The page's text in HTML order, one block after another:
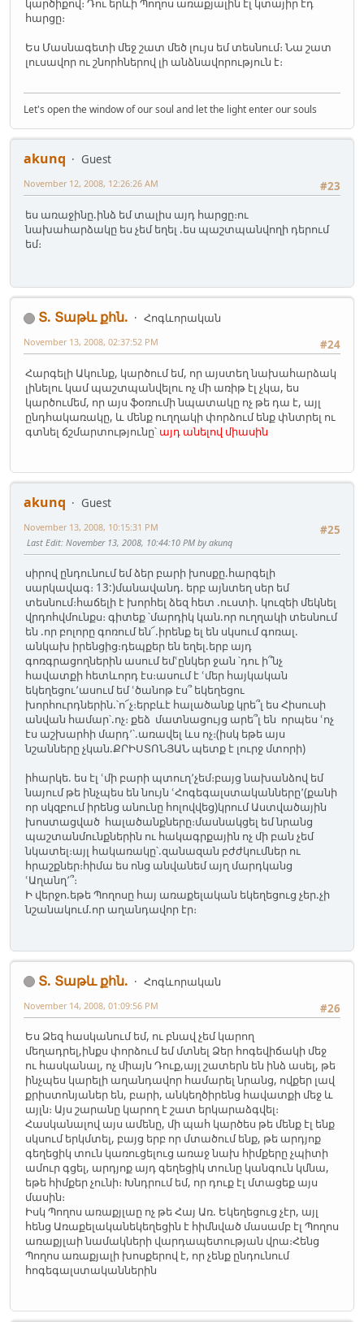
կարծիքով։ Դու երևի Պողոս առաքյալին էլ կտայիր էդ
հարցը։
Ես Մասնագետի մեջ շատ մեծ լույս եմ տեսնում։ Նա շատ
լուսավոր ու շնորհներով լի անձնավորություն է։
Let's open the window of our soul and let the light enter our souls
akunq
Guest
#23
November 12, 2008, 12:26:26 AM
ես առաջինը.ինձ եմ տալիս այդ հարցը։ու
նախահարձակը ես չեմ եղել .ես պաշտպանվողի դերում
եմ։
Տ. Տաթև քհն.
Հոգևորական
#24
November 13, 2008, 02:37:52 PM
Հարգելի Ակունք, կարծում եմ, որ այստեղ նախահարձակ
լինելու կամ պաշտպանվելու ոչ մի առիթ էլ չկա, ես
կարծումեմ, որ այս ֆօռումի նպատակը ոչ թե դա է, այլ
ընդհակառակը, և մենք ուղղակի փորձում ենք փնտրել ու
գտնել ճշմարտությունը՝ այդ անելով միասին
akunq
Guest
#25
November 13, 2008, 10:15:31 PM
Last Edit: November 13, 2008, 10:44:10 PM by akunq
սիրով ընդունում եմ ձեր բարի խոսքը.հարգելի
սարկավագ։ 13:)մանավանդ. երբ այնտեղ սեր եմ
տեսնում։հաճելի է խորհել ձեզ հետ .ուստի. կուզեի մեկնել
վրդոհվմունքս։ գիտեք ՝մարդիկ կան.որ ուղղակի տեսնում
են .որ բոլորը գոռում են՜.իրենք ել են սկսում գոռալ.
անկախ իրենցից։դեպքեր են եղել.երբ այդ
գոռգրացողներին ասում եմՙընկեր ջան ՝դու ի՞նչ
հավատքի հետևորդ էս։ասում է ՙմեր հայկական
եկեղեցու՚ասում եմ ՙծանոթ էս՞ եկեղեցու
խորհուրդներին.՝ո՜չ։երբևէ հալածանք կրե՞լ ես Հիսուսի
անվան համար՝.ոչ։ քեձ մատնացույց արե՞լ են որպես ՙոչ
էս աշխարհի մարդ՚՝.առավել ևս ոչ։(իսկ եթե այս
նշանները չկան.ՔՐԻՍՏՈՆՅԱՆ պետք է լուրջ մտորի)
իհարկե. ես էլ ՙմի բարի պտուղ՚չեմ։բայց նախանձով եմ
նայում թե ինչպես են նույն ՙՀոգեգալստականները՚(քանի
որ սկզբում իրենց անունը հոլովվեց)կրում Աստվածային
խոստացված հալածանքները։մասնակցել եմ նրանց
պաշտանմունքներին ու հակագրքային ոչ մի բան չեմ
նկատել։այլ հակառակը՝.զանազան բժժկումներ ու
հրաշքներ։հիմա ես ոնց անվանեմ այղ մարդկանց
ՙԱղանղ՚՞։
Ի վերջո.եթե Պողոսը հայ առաքելական եկեղեցուց չեր.չի
նշանակում.որ աղանդավոր էր։
Տ. Տաթև քհն.
Հոգևորական
#26
November 14, 2008, 01:09:56 PM
Ես Ձեզ հասկանում եմ, ու բնավ չեմ կարող
մեղադրել,ինքս փորձում եմ մտնել Ձեր հոգեվիճակի մեջ
ու հասկանալ, ոչ միայն Դուք,այլ շատերն են ինձ ասել, թե
ինչպես կարելի աղանդավոր համարել նրանց, ովքեր լավ
քրիստոնյաներ են, բարի, անկեղծիրենց հավատքի մեջ և
այլն։ Այս շարանը կարող է շատ երկարաձգվել։
Հասկանալով այս ամենը, մի պահ կարծես թե մենք էլ ենք
սկսում երկմտել, բայց երբ որ մտածում ենք, թե արդյոք
գեղեցիկ տուն կառուցելուց առաջ նախ հիմքերը չպիտի
ամուր գցել, արդյոք այդ գեղեցիկ տունը կանգուն կմնա,
եթե հիմքեր չունի։ Խնդրում եմ, որ դուք էլ մտացեք այս
մասին։
Իսկ Պողոս առաքյլաը ոչ թե Հայ Առ. Եկեղեցուց չէր, այլ
հենց Առաքելականեկեղեցին է հիմնված մասամբ էլ Պողոս
առաքյլաի նամակների վարդապետության վրա։Հենց
Պողոս առաքյալի խոսքերով է, որ չենք ընդունում
հոգեգալստականներին